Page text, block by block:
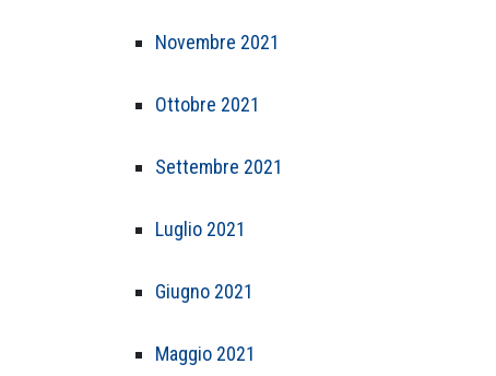
Novembre 2021
Ottobre 2021
Settembre 2021
Luglio 2021
Giugno 2021
Maggio 2021